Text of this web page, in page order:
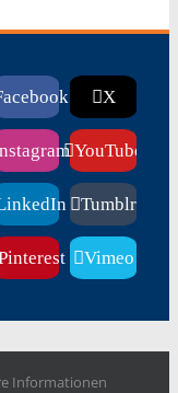
X
YouTube
Tumblr
Vimeo
Informationen